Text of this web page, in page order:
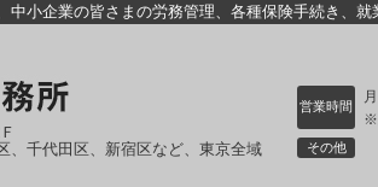
小企業の皆さまの労務管理、各種保険手続き、
、千代田区、新宿区など、東京全域
営業時間
※
その他